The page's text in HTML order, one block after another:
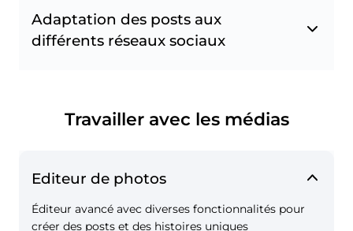
Suivez les comptes et les hashtags et utilisez-les
pour suivre les posts à republier. Monitorez vos
concurrents et inspirez-vous des comptes
Adaptation des posts aux
différents réseaux sociaux
Travailler avec les médias
Editeur de photos
Éditeur avancé avec diverses fonctionnalités pour
créer des posts et des histoires uniques